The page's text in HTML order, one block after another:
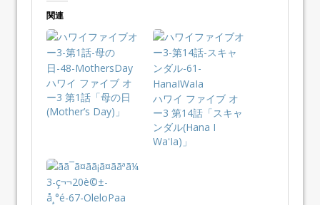
関連
ハワイ ファイブ オ
ー3 第1話「母の日
(Mother’s Day)」
ハワイ ファイブ オ
ー3 第14話「スキャ
ンダル(Hana I
WaʻIa)」